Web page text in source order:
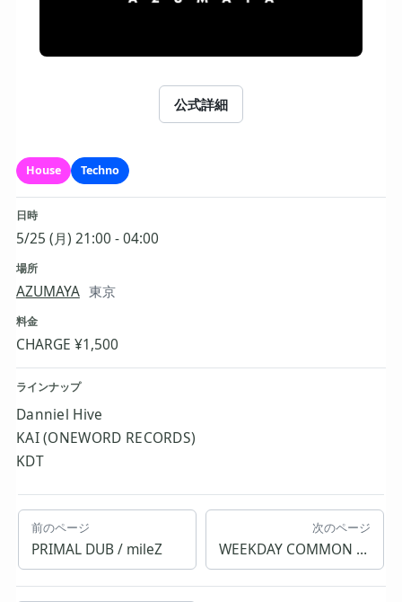
公式詳細
House Techno
日時
5/25 (月) 21:00 - 04:00
場所
AZUMAYA 東京
料金
CHARGE ¥1,500
ラインナップ
Danniel Hive
KAI (ONEWORD RECORDS)
KDT
前のページ
PRIMAL DUB / mileZ
次のページ
WEEKDAY COMMON ROOM